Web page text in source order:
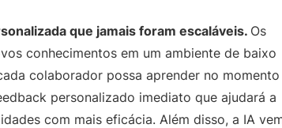
que jamais foram escaláveis. Os
conhecimentos em um ambiente de baixo
colaborador possa aprender no momento
personalizado imediato que ajudará a
com mais eficácia. Além disso, a IA